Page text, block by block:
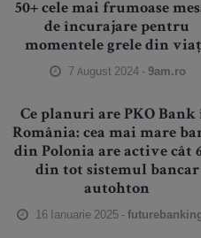
50+ cele mai frumoase
de încurajare pentru
momentele grele din
7 August 2024 -9am.ro
Ce planuri are PKO Bank
România: cea mai mare
din Polonia are active cât
din tot sistemul bancar
autohton
16 Ianuarie 2025 -